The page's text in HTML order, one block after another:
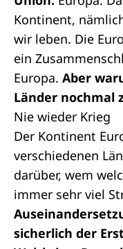
Kontinent,
wir leben. Die
ein
Europa. Aber
Länder nochmal
Nie wieder Krieg
Der Kontinent
verschiedenen
darüber, wem
immer sehr viel
sicherlich der